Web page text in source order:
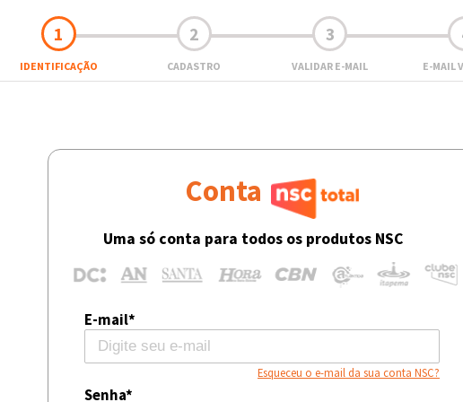
1
IDENTIFICAÇÃO
2
CADASTRO
3
VALIDAR E-MAIL E-MAIL
Conta
Uma só conta para todos os produtos NSC
E-mail*
Esqueceu o e-mail da sua conta NSC?
Senha*